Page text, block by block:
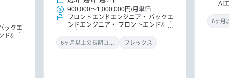
ックエ
ド&バ
900,000～1,000,000円/月単価
フロントエンドエンジニア
バックエ
ンドエンジニア
フロントエンド&バ
ニア）
機械学習・AIエンジニア
フレックス
AI
タ
（